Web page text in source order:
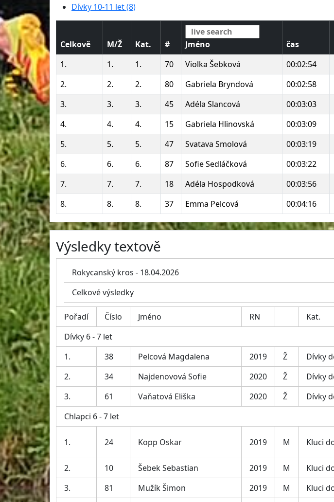
Dívky 10-11 let (8)
Celkově M/Ž Kat. # Jméno čas
1.
1. 1. 70 Violka Šebková 00:02:54
2.
2. 2. 80 Gabriela Bryndová 00:02:58
3.
3. 3. 45 Adéla Slancová 00:03:03
4.
4. 4. 15 Gabriela Hlinovská 00:03:09
5.
5. 5. 47 Svatava Smolová 00:03:19
6.
6. 6. 87 Sofie Sedláčková 00:03:22
7.
7. 7. 18 Adéla Hospodková 00:03:56
8.
8. 8. 37 Emma Pelcová 00:04:16
Výsledky textově
Rokycanský kros - 18.04.2026
Celkové výsledky
Pořadí Číslo Jméno RN Kat.
Dívky 6 - 7 let
1.
38 Pelcová Magdalena 2019 Ž Dívky
2.
34 Najdenovová Sofie 2020 Ž Dívky
3.
61 Vaňatová Eliška 2020 Ž Dívky
Chlapci 6 - 7 let
1. 24 Kopp Oskar 2019 M Kluci
2. 10 Šebek Sebastian 2019 M Kluci
3.
81 Mužík Šimon 2019 M Kluci